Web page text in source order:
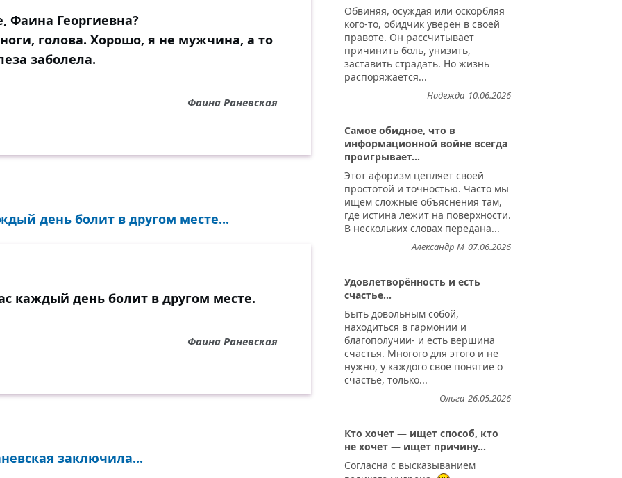
Фаина Георгиевна?
голова. Хорошо, я не мужчина, а то
заболела.
Фаина Раневская
день болит в другом месте...
каждый день болит в другом месте.
Фаина Раневская
заключила...
Обвиняя, осуждая или оскорбляя
кого-то, обидчик уверен в своей
правоте. Он рассчитывает
причинить боль, унизить,
заставить страдать. Но жизнь
распоряжается...
10.06.2026
Надежда
Самое обидное, что в
информационной войне всегда
проигрывает...
Этот афоризм цепляет своей
простотой и точностью. Часто мы
ищем сложные объяснения там,
где истина лежит на поверхности.
В нескольких словах передана...
07.06.2026
Александр М
Удовлетворённость и есть
счастье...
Быть довольным собой,
находиться в гармонии и
благополучии- и есть вершина
счастья. Многого для этого и не
нужно, у каждого свое понятие о
счастье, только...
26.05.2026
Ольга
Кто хочет — ищет способ, кто
не хочет — ищет причину...
Согласна с высказыванием